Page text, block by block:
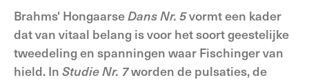
Brahms' HongaarseDans Nr. 5vormt een kader
dat van vitaal belang is voor het soort geestelijke
tweedeling en spanningen waar Fischinger van
hield. In Studie Nr. 7worden de pulsaties, de